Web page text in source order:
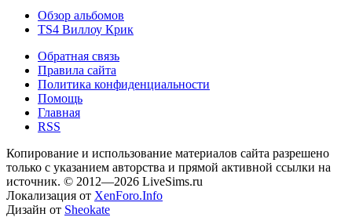
Обзор альбомов
TS4 Виллоу Крик
Обратная связь
Правила сайта
Политика конфиденциальности
Помощь
Главная
RSS
Копирование и использование материалов сайта разрешено
только с указанием авторства и прямой активной ссылки на
источник. © 2012—2026 LiveSims.ru
Локализация от XenForo.Info
Дизайн от Sheokate